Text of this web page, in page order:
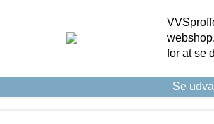
for at se
Se